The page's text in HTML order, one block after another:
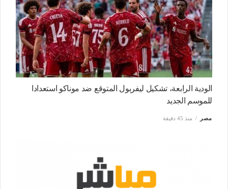
الودية الرابعة، تشكيل ليفربول المتوقع ضد موناكو استعدادا
للموسم الجديد
مصر منذ 45 دقيقة